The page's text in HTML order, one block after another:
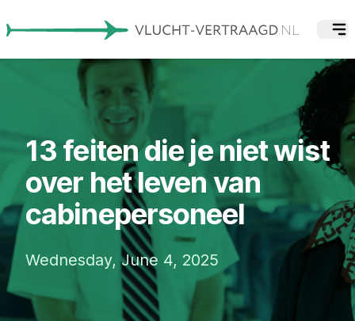
13 feiten die je niet wist
over het leven van
cabinepersoneel
Wednesday, June 4, 2025